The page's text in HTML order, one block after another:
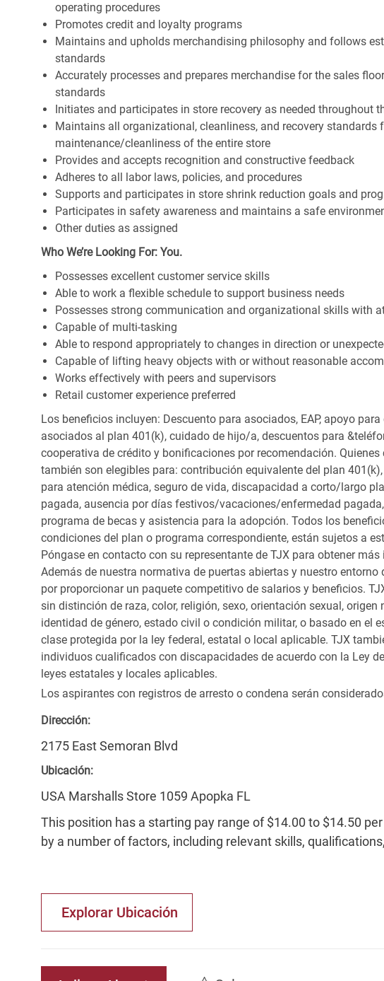
operating procedures
Promotes credit and loyalty programs
Maintains and upholds merchandising philosophy and follows
standards
Accurately processes and prepares merchandise for the sales
standards
Initiates and participates in store recovery as needed throughout
Maintains all organizational, cleanliness, and recovery
maintenance/cleanliness of the entire store
Provides and accepts recognition and constructive feedback
Adheres to all labor laws, policies, and procedures
Supports and participates in store shrink reduction goals and
Participates in safety awareness and maintains a safe
Other duties as assigned
Who We’re Looking For: You.
Possesses excellent customer service skills
Able to work a flexible schedule to support business needs
Possesses strong communication and organizational skills with
Capable of multi-tasking
Able to respond appropriately to changes in direction or
Capable of lifting heavy objects with or without reasonable
Works effectively with peers and supervisors
Retail customer experience preferred
Los beneficios incluyen: Descuento para asociados, EAP, apoyo
asociados al plan 401(k), cuidado de hijo/a, descuentos para
cooperativa de crédito y bonificaciones por recomendación.
también son elegibles para: contribución equivalente del plan
para atención médica, seguro de vida, discapacidad a corto/largo
pagada, ausencia por días festivos/vacaciones/enfermedad
programa de becas y asistencia para la adopción. Todos los
condiciones del plan o programa correspondiente, están sujetos a
Póngase en contacto con su representante de TJX para obtener
Además de nuestra normativa de puertas abiertas y nuestro
por proporcionar un paquete competitivo de salarios y beneficios.
sin distinción de raza, color, religión, sexo, orientación sexual,
identidad de género, estado civil o condición militar, o basado en el
clase protegida por la ley federal, estatal o local aplicable. TJX
individuos cualificados con discapacidades de acuerdo con la Ley
leyes estatales y locales aplicables.
Los aspirantes con registros de arresto o condena serán
Dirección:
2175 East Semoran Blvd
Ubicación:
USA Marshalls Store 1059 Apopka FL
This position has a starting pay range of $14.00 to $14.50
by a number of factors, including relevant skills,
Explorar Ubicación